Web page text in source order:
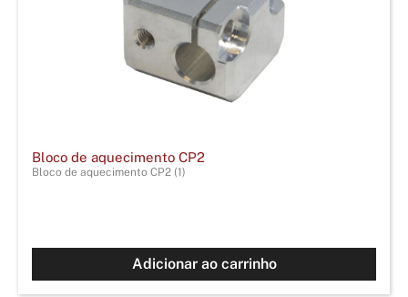
Bloco de aquecimento CP2
Bloco de aquecimento CP2 (1)
Adicionar ao carrinho